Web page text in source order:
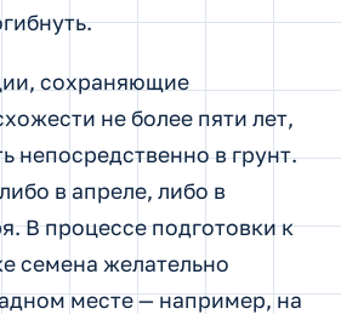
сохраняющие
не более пяти лет,
непосредственно в грунт.
в апреле, либо в
В процессе подготовки к
семена желательно
месте — например, на